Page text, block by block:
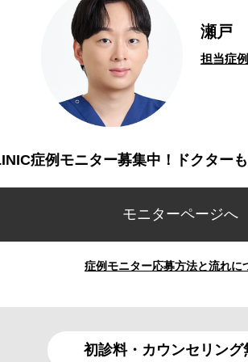
瀬戸
担当症
症例モニター募集中！ドクター
モニターページへ
症例モニター応募方法と流れに
初診料・カウンセリング